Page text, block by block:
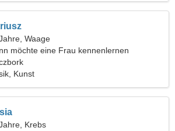
Waage
möchte eine Frau kennenlernen
Kunst
Krebs